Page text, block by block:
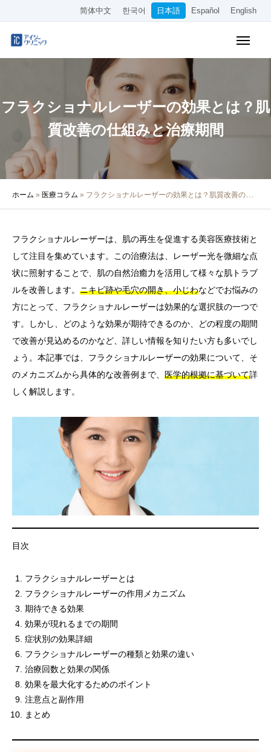
简体中文 한국어 日本語 Español English
フラクショナルレーザーの効果とは？肌
質改善の仕組みと治療期間
ホーム » 医療コラム » フラクショナルレーザーの効果とは？肌質改善の仕組みと治療期間
フラクショナルレーザーは、肌の再生を促進する美容医療技術と
して注目を集めています。この治療法は、レーザー光を微細な点
状に照射することで、肌の自然治癒力を活用して様々な肌トラブ
ルを改善します。 ニキビ跡や毛穴の開き、小じわなどでお悩みの
方にとって、フラクショナルレーザーは効果的な選択肢の一つで
す。しかし、どのような効果が期待できるのか、どの程度の期間
で改善が見込めるのかなど、詳しい情報を知りたい方も多いでし
ょう。本記事では、フラクショナルレーザーの効果について、そ
のメカニズムから具体的な改善例まで、 医学的根拠に基づいて詳
しく解説します。
目次
フラクショナルレーザーとは
フラクショナルレーザーの作用メカニズム
期待できる効果
効果が現れるまでの期間
症状別の効果詳細
フラクショナルレーザーの種類と効果の違い
治療回数と効果の関係
効果を最大化するためのポイント
注意点と副作用
まとめ
アクセス
クリニック紹介
診療内容
院長・医師の紹介
その他
한국어 日本語 English